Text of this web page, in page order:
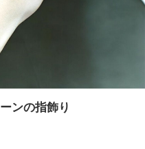
ンの指飾り